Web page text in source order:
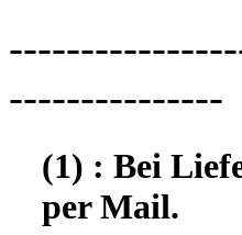
---------------
(1) : Bei
per Mail.